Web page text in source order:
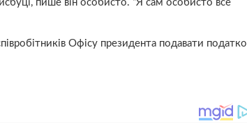
пише він особисто. “Я сам особисто все
Офісу президента подавати